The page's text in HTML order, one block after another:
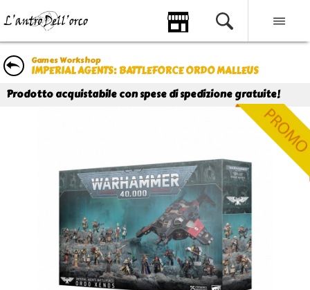
Games Workshop
IMPERIAL AGENTS: BATTLEFORCE ORDO MALLEUS
Prodotto acquistabile con spese di spedizione gratuite!